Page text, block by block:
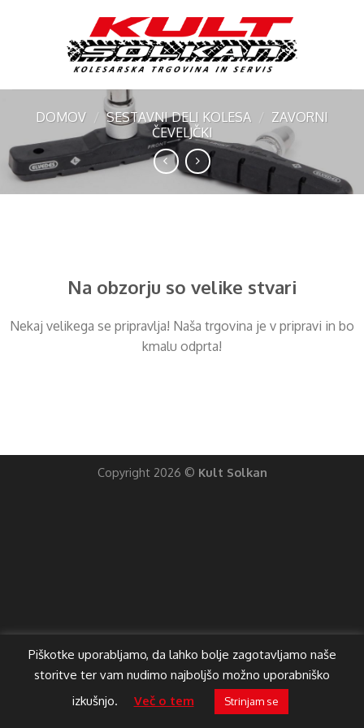
DOMOV / SESTAVNI DELI KOLESA / ZAVORNI
ČEVELJČKI
Na obzorju so velike stvari
Nekaj ​​velikega se pripravlja! Naša trgovina je v pripravi in ​​bo
kmalu odprta!
Piškotke uporabljamo, da lahko bolje zagotavljamo naše
storitve ter vam nudimo najboljšo možno uporabniško
izkušnjo.
Več o tem Strinjam se
Copyright 2026 © Kult Solkan